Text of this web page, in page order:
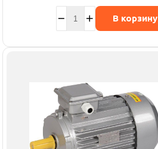
В корзину